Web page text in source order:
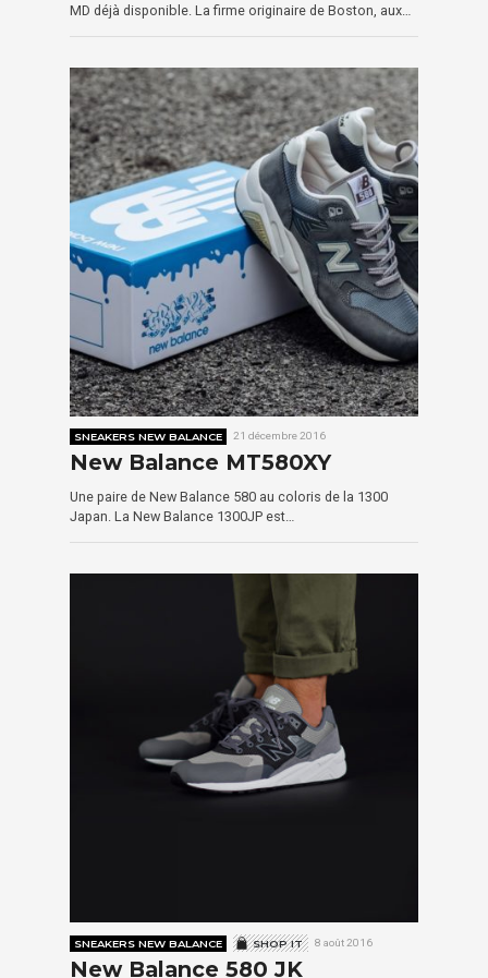
MD déjà disponible. La firme originaire de Boston, aux…
SNEAKERS NEW BALANCE 21 décembre 2016
New Balance MT580XY
Une paire de New Balance 580 au coloris de la 1300
Japan. La New Balance 1300JP est…
SNEAKERS NEW BALANCE SHOP IT 8 août 2016
New Balance 580 JK